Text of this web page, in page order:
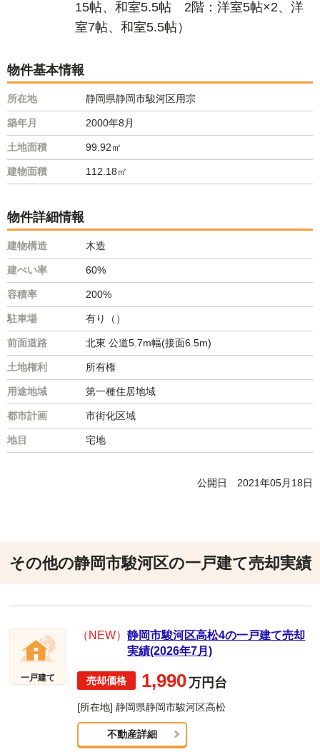
15帖、和室5.5帖 2階：洋室5帖×2、洋
室7帖、和室5.5帖）
物件基本情報
所在地 静岡県静岡市駿河区用宗
築年月 2000年8月
土地面積 99.92㎡
建物面積 112.18㎡
物件詳細情報
建物構造 木造
建ぺい率 60%
容積率 200%
駐車場 有り（）
前面道路 北東 公道5.7m幅(接面6.5m)
土地権利 所有権
用途地域 第一種住居地域
都市計画 市街化区域
地目 宅地
公開日 2021年05月18日
その他の静岡市駿河区の一戸建て売却実績
一戸建て
（NEW）静岡市駿河区高松4の一戸建て売却
実績(2026年7月)
1,990万円台
[所在地] 静岡県静岡市駿河区高松
不動産詳細